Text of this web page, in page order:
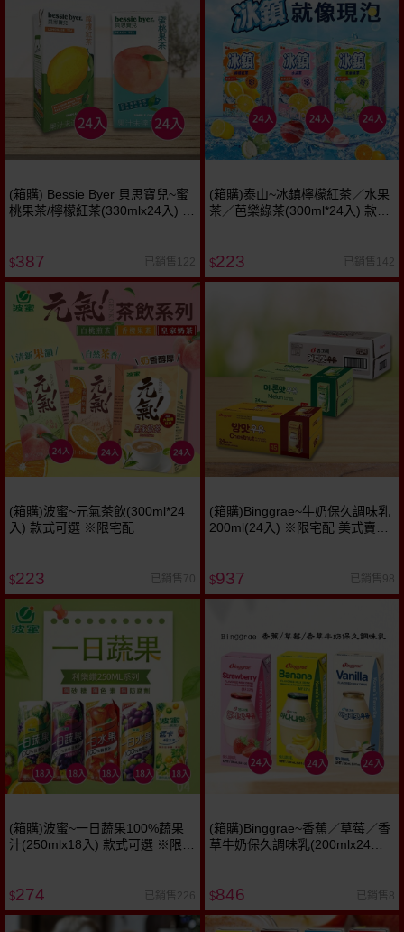
(箱購) Bessie Byer 貝思寶兒~蜜
桃果茶/檸檬紅茶(330mlx24入) 款
$387 已銷售122
(箱購)泰山~冰鎮檸檬紅茶／水果
茶／芭樂綠茶(300ml*24入) 款式
$223 已銷售142
(箱購)波蜜~元氣茶飲(300ml*24
入) 款式可選 ※限宅配
$223 已銷售70
(箱購)Binggrae~牛奶保久調味乳
200ml(24入) ※限宅配 美式賣場
$937 已銷售98
(箱購)波蜜~一日蔬果100%蔬果
汁(250mlx18入) 款式可選 ※限宅
$274 已銷售226
(箱購)Binggrae~香蕉／草莓／香
草牛奶保久調味乳(200mlx24入)
$846 已銷售8